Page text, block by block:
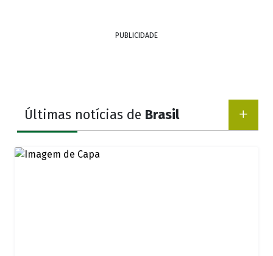
PUBLICIDADE
Últimas notícias de Brasil